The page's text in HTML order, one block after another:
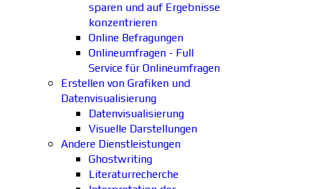
sparen und auf Ergebnisse
konzentrieren
Online Befragungen
Onlineumfragen - Full
Service für Onlineumfragen
Erstellen von Grafiken und
Datenvisualisierung
Datenvisualisierung
Visuelle Darstellungen
Andere Dienstleistungen
Ghostwriting
Literaturrecherche